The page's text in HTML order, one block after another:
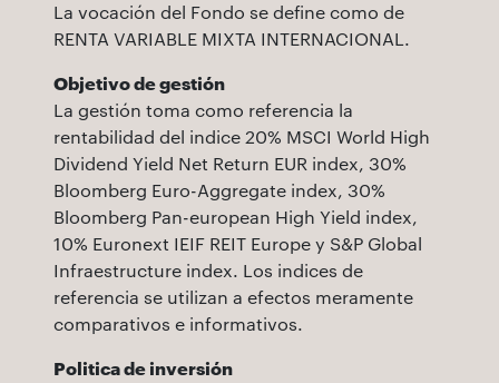
La vocación del Fondo se define como de
RENTA VARIABLE MIXTA INTERNACIONAL.
Objetivo de gestión
La gestión toma como referencia la
rentabilidad del indice 20% MSCI World High
Dividend Yield Net Return EUR index, 30%
Bloomberg Euro-Aggregate index, 30%
Bloomberg Pan-european High Yield index,
10% Euronext IEIF REIT Europe y S&P Global
Infraestructure index. Los indices de
referencia se utilizan a efectos meramente
comparativos e informativos.
Politica de inversión